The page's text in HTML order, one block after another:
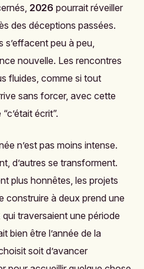
2026 pourrait réveiller
des déceptions passées.
peu à peu,
nouvelle. Les rencontres
fluides, comme si tout
sans forcer, avec cette
écrit”.
n’est pas moins intense.
d’autres se transforment.
plus honnêtes, les projets
construire à deux prend une
traversaient une période
bien être l’année de la
soit d’avancer